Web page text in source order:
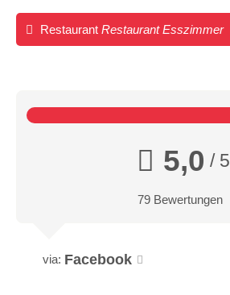
Restaurant Restaurant Esszimmer
5,0 / 5
79 Bewertungen
via: Facebook